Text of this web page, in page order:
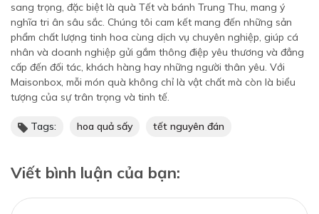
sang trọng, đặc biệt là quà Tết và bánh Trung Thu, mang ý
nghĩa tri ân sâu sắc. Chúng tôi cam kết mang đến những sản
phẩm chất lượng tinh hoa cùng dịch vụ chuyên nghiệp, giúp cá
nhân và doanh nghiệp gửi gắm thông điệp yêu thương và đẳng
cấp đến đối tác, khách hàng hay những người thân yêu. Với
Maisonbox, mỗi món quà không chỉ là vật chất mà còn là biểu
tượng của sự trân trọng và tinh tế.
Tags: hoa quả sấy tết nguyên đán
Viết bình luận của bạn: